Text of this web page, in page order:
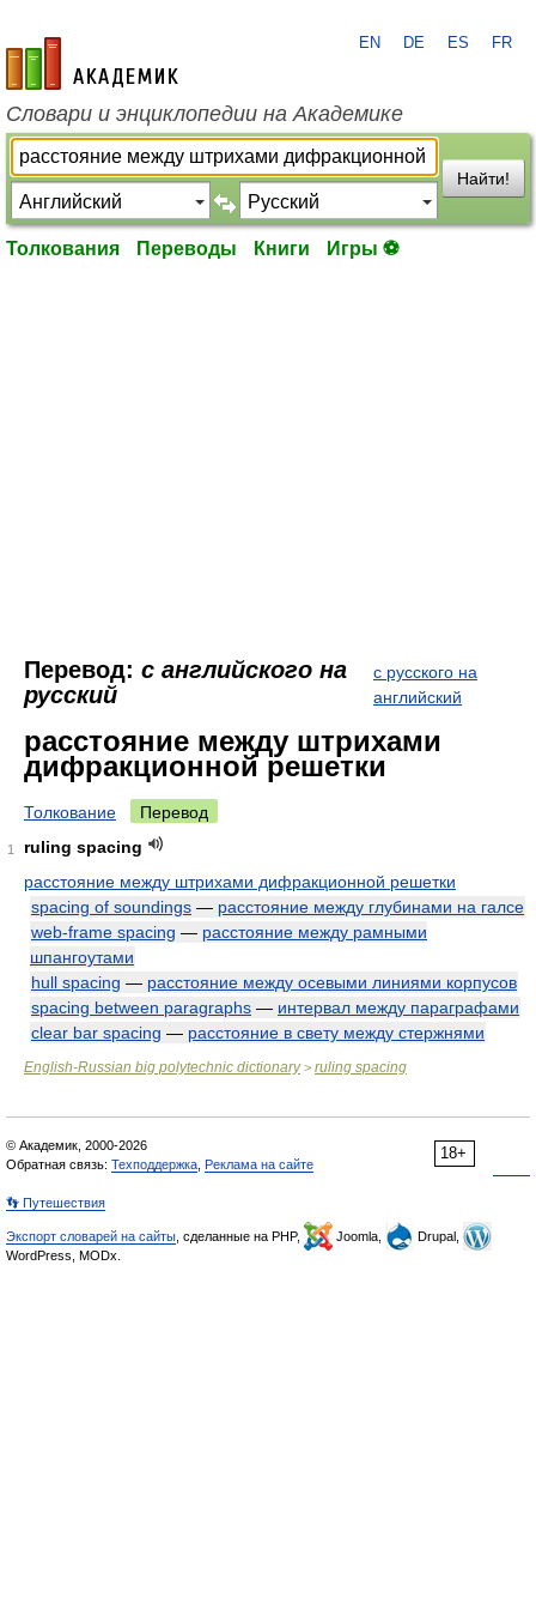
academic.ru
EN DE ES FR
Словари и энциклопедии на Академике
Найти!
Толкования Переводы Книги Игры ⚽
Перевод: с английского на
русский
с русского на
английский
расстояние между штрихами
дифракционной решетки
Толкование Перевод
1
ruling spacing
расстояние между штрихами дифракционной решетки
spacing of soundings — расстояние между глубинами на галсе
web-frame spacing — расстояние между рамными
шпангоутами
hull spacing — расстояние между осевыми линиями корпусов
spacing between paragraphs — интервал между параграфами
clear bar spacing — расстояние в свету между стержнями
English-Russian big polytechnic dictionary> ruling spacing
18+
© Академик, 2000-2026
Обратная связь: Техподдержка Реклама на сайте
👣 Путешествия
Экспорт словарей на сайты , сделанные на PHP, Joomla,
Drupal,
WordPress, MODx.